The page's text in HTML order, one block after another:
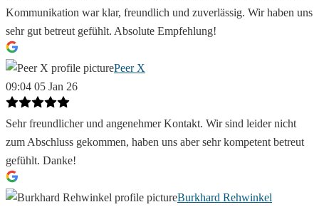
Kommunikation war klar, freundlich und zuverlässig. Wir haben uns
sehr gut betreut gefühlt. Absolute Empfehlung!
Peer X
09:04 05 Jan 26
Sehr freundlicher und angenehmer Kontakt. Wir sind leider nicht
zum Abschluss gekommen, haben uns aber sehr kompetent betreut
gefühlt. Danke!
Burkhard Rehwinkel